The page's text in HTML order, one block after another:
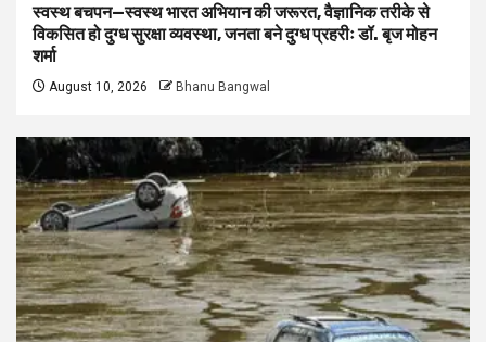
स्वस्थ बचपन—स्वस्थ भारत अभियान की जरूरत, वैज्ञानिक तरीके से
विकसित हो दुग्ध सुरक्षा व्यवस्था, जनता बने दुग्ध प्रहरीः डॉ. बृज मोहन
शर्मा
August 10, 2026 Bhanu Bangwal